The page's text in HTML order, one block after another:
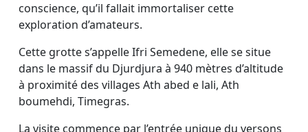
conscience, qu’il fallait immortaliser cette
exploration d’amateurs.
Cette grotte s’appelle Ifri Semedene, elle se situe
dans le massif du Djurdjura à 940 mètres d’altitude
à proximité des villages Ath abed e lali, Ath
boumehdi, Timegras.
La visite commence par l’entrée unique du versons